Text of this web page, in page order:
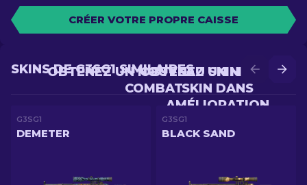
CRÉER VOTRE PROPRE CAISSE
OBTENEZ UN MEILLEUR
SKIN DANS
AMÉLIORATION
OBTENEZ UN NOUVEAU SKIN EN
COMBAT
SKINS DE G3SG1 SIMILAIRES
G3SG1
DEMETER
G3SG1
BLACK SAND